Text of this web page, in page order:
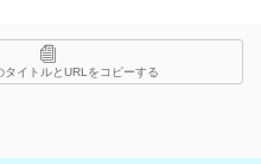
タイトルとURLをコピーする